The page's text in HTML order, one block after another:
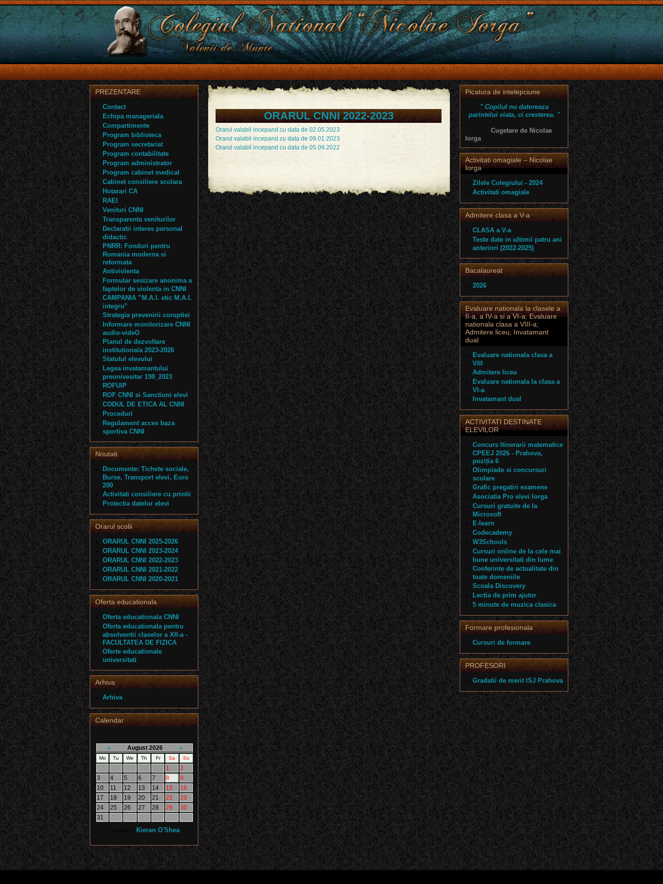
ORARUL CNNI 2022-2023
Orarul valabil incepand cu data de 02.05.2023
Orarul valabil incepand cu data de 09.01.2023
Orarul valabil incepand cu data de 05.09.2022
PREZENTARE
Contact
Echipa manageriala
Compartimente
Program biblioteca
Program secretariat
Program contabilitate
Program administrator
Program cabinet medical
Cabinet consiliere scolara
Hotarari CA
RAEI
Venituri CNNI
Transparenta veniturilor
Declaratii interes personal
didactic
PNRR: Fonduri pentru
Romania moderna si
reformata
Antiviolenta
Formular sesizare anonima a
faptelor de violenta in CNNI
CAMPANIA ”M.A.I. etic M.A.I.
integru”
Strategia prevenirii coruptiei
Informare monitorizare CNNI
audio-videO
Planul de dezvoltare
institutionala 2023-2026
Statutul elevului
Legea invatamantului
preunivesitar 198_2023
ROFUIP
ROF CNNI si Sanctiuni elevi
CODUL DE ETICA AL CNNI
Proceduri
Regulament acces baza
sportiva CNNI
Noutati
Documente: Tichete sociale,
Burse, Transport elevi, Euro
200
Activitati consiliere cu printii
Protectia datelor elevi
Orarul scolii
ORARUL CNNI 2025-2026
ORARUL CNNI 2023-2024
ORARUL CNNI 2022-2023
ORARUL CNNI 2021-2022
ORARUL CNNI 2020-2021
Oferta educationala
Oferta educationala CNNI
Oferta educationala pentru
absolventii claselor a XII-a -
FACULTATEA DE FIZICA
Oferte educationale
universitati
Arhiva
Arhiva
Calendar
« August 2026 »
Mo Tu We Th Fr Sa Su
1
2
3
4 5 6 7 8
9
10
11 12 13 14 15
16
17
18 19 20 21 22
23
24
25 26 27 28 29
30
31
Kieran O'Shea
Picatura de intelepciune
" Copilul nu datoreaza
parintelui viata, ci cresterea. "
Cugetare de Nicolae
Iorga
Activitati omagiale – Nicolae
Iorga
Zilele Colegiului - 2024
Activitati omagiale
Admitere clasa a V-a
CLASA a V-a
Teste date in ultimii patru ani
anteriori (2022-2025)
Bacalaureat
2026
Evaluare nationala la clasele a
II-a, a IV-a si a VI-a; Evaluare
nationala clasa a VIII-a;
Admitere liceu; Invatamant
dual
Evaluare nationala clasa a
VIII
Admitere liceu
Evaluare nationala la clasa a
VI-a
Invatamant dual
ACTIVITATI DESTINATE
ELEVILOR
Concurs Itinerarii matematice
CPEEJ 2026 - Prahova,
poziția 6
Olimpiade si concursuri
scolare
Grafic pregatiri examene
Asociatia Pro elevi Iorga
Cursuri gratuite de la
Microsoft
E-learn
Codecademy
W3Schools
Cursuri online de la cele mai
bune universitati din lume
Conferinte de actualitate din
toate domeniile
Scoala Discovery
Lectia de prim ajutor
5 minute de muzica clasica
Formare profesionala
Cursuri de formare
PROFESORI
Gradatii de merit ISJ Prahova